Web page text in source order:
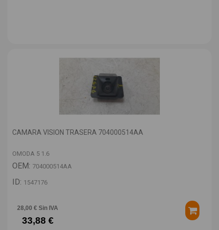
CAMARA VISION TRASERA 704000514AA
OMODA 5 1.6
OEM: 704000514AA
ID: 1547176
28,00 € Sin IVA
33,88 €